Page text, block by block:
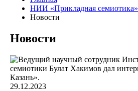
НИИ «Прикладная семиотика»
Новости
Новости
29.12.2023